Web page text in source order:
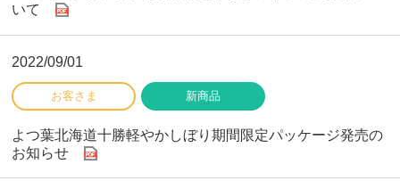
いて
2022/09/01
よつ葉北海道十勝軽やかしぼり期間限定パッケージ発売の
お知らせ